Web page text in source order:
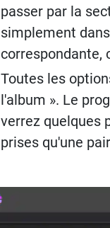
passer par la
simplement
correspondante,
Toutes les
l'album ». Le
verrez quelques
prises qu'une